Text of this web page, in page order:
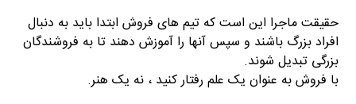
حقیقت ماجرا این است که تیم های فروش ابتدا باید به دنبال
افراد بزرگ باشند و سپس آنها را آموزش دهند تا به فروشندگان
بزرگی تبدیل شوند.
با فروش به عنوان یک علم رفتار کنید ، نه یک هنر.